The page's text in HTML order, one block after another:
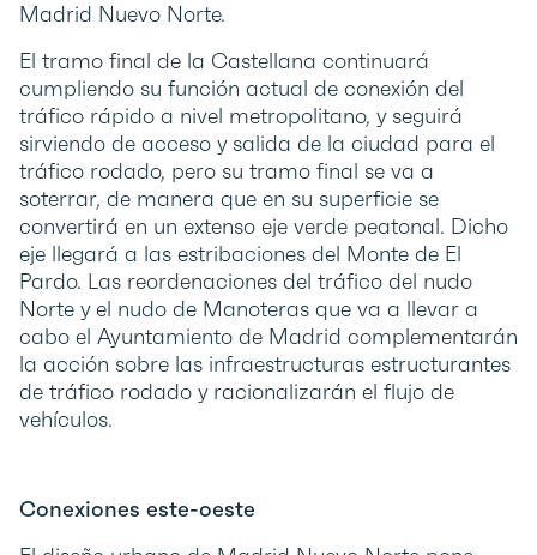
Madrid Nuevo Norte.
El tramo final de la Castellana continuará
cumpliendo su función actual de conexión del
tráfico rápido a nivel metropolitano, y seguirá
sirviendo de acceso y salida de la ciudad para el
tráfico rodado, pero su tramo final se va a
soterrar, de manera que en su superficie se
convertirá en un extenso eje verde peatonal. Dicho
eje llegará a las estribaciones del Monte de El
Pardo. Las reordenaciones del tráfico del nudo
Norte y el nudo de Manoteras que va a llevar a
cabo el Ayuntamiento de Madrid complementarán
la acción sobre las infraestructuras estructurantes
de tráfico rodado y racionalizarán el flujo de
vehículos.
Conexiones este-oeste